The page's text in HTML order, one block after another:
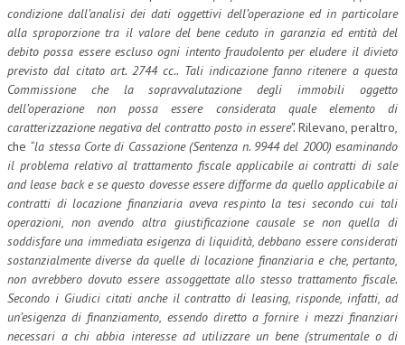
condizione dall’analisi dei dati oggettivi dell’operazione ed in particolare
alla sproporzione tra il valore del bene ceduto in garanzia ed entità del
debito possa essere escluso ogni intento fraudolento per eludere il divieto
previsto dal citato art. 2744 cc.. Tali indicazione fanno ritenere a questa
Commissione che la sopravvalutazione degli immobili oggetto
dell’operazione non possa essere considerata quale elemento di
caratterizzazione negativa del contratto posto in essere”.Rilevano, peraltro
che “la stessa Corte di Cassazione (Sentenza n. 9944 del 2000) esaminando
il problema relativo al trattamento fiscale applicabile ai contratti di sale
and lease back e se questo dovesse essere difforme da quello applicabile ai
contratti di locazione finanziaria aveva respinto la tesi secondo cui tali
operazioni, non avendo altra giustificazione causale se non quella di
soddisfare una immediata esigenza di liquidità, debbano essere considerati
sostanzialmente diverse da quelle di locazione finanziaria e che, pertanto,
non avrebbero dovuto essere assoggettate allo stesso trattamento fiscale.
Secondo i Giudici citati anche il contratto di leasing, risponde, infatti, ad
un’esigenza di finanziamento, essendo diretto a fornire i mezzi finanziari
necessari a chi abbia interesse ad utilizzare un bene (strumentale o di